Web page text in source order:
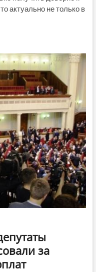
актуально не только в
за